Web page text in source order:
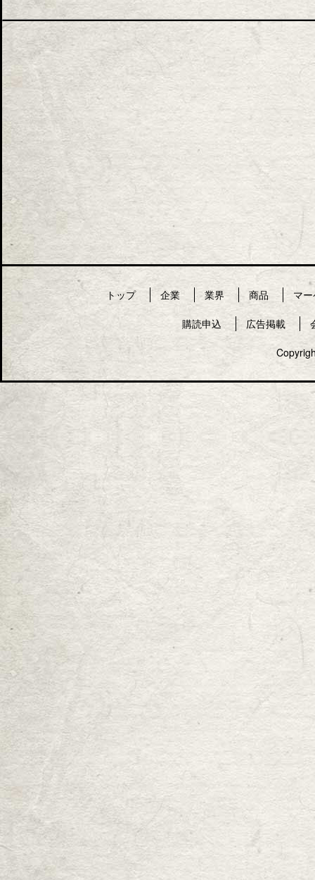
トップ 企業 業界 商品 マ
購読申込 広告掲載